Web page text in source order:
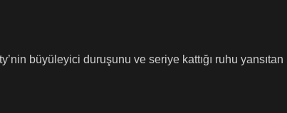
büyüleyici duruşunu ve seriye kattığı ruhu yansıtan